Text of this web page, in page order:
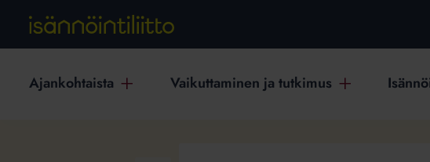
Ajankohtaista Vaikuttaminen ja tutkimus